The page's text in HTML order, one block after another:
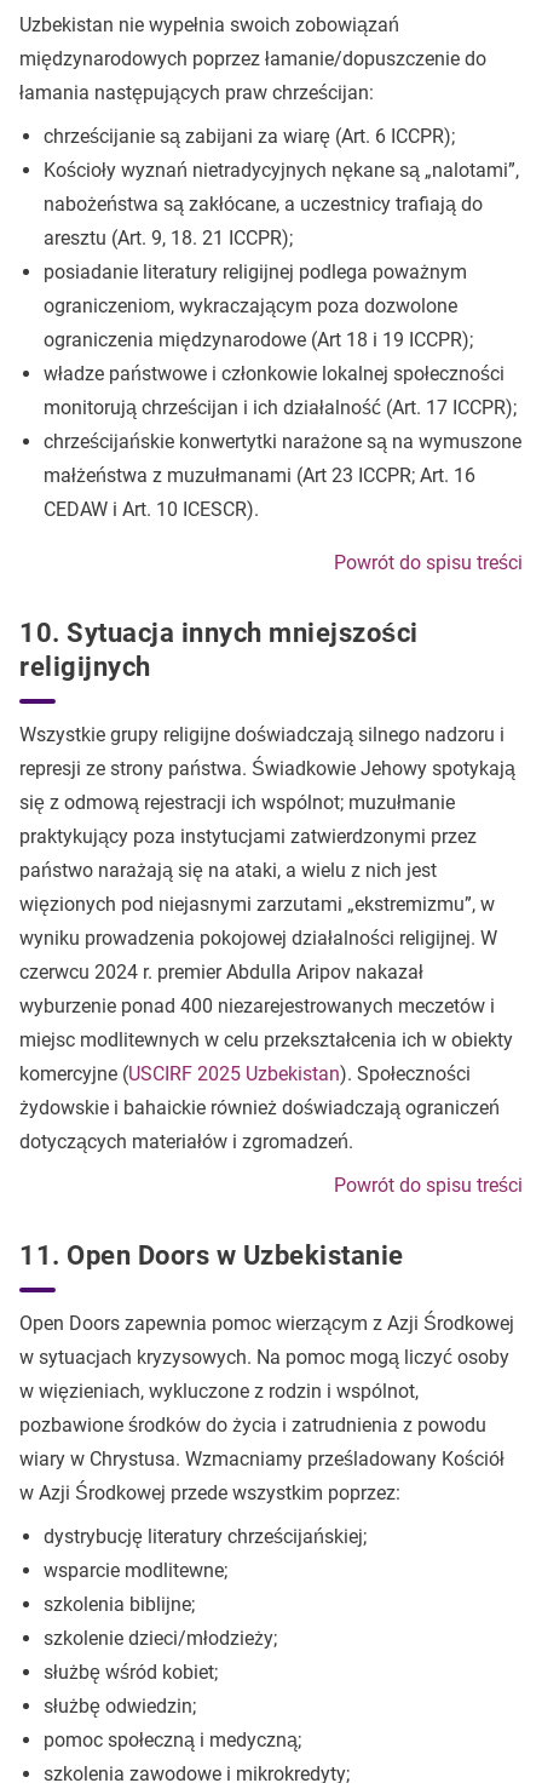
Uzbekistan nie wypełnia swoich zobowiązań
międzynarodowych poprzez łamanie/dopuszczenie do
łamania następujących praw chrześcijan:
chrześcijanie są zabijani za wiarę (Art. 6 ICCPR);
Kościoły wyznań nietradycyjnych nękane są „nalotami”,
nabożeństwa są zakłócane, a uczestnicy trafiają do
aresztu (Art. 9, 18. 21 ICCPR);
posiadanie literatury religijnej podlega poważnym
ograniczeniom, wykraczającym poza dozwolone
ograniczenia międzynarodowe (Art 18 i 19 ICCPR);
władze państwowe i członkowie lokalnej społeczności
monitorują chrześcijan i ich działalność (Art. 17 ICCPR);
chrześcijańskie konwertytki narażone są na wymuszone
małżeństwa z muzułmanami (Art 23 ICCPR; Art. 16
CEDAW i Art. 10 ICESCR).
Powrót do spisu treści
10. Sytuacja innych mniejszości
religijnych
Wszystkie grupy religijne doświadczają silnego nadzoru i
represji ze strony państwa. Świadkowie Jehowy spotykają
się z odmową rejestracji ich wspólnot; muzułmanie
praktykujący poza instytucjami zatwierdzonymi przez
państwo narażają się na ataki, a wielu z nich jest
więzionych pod niejasnymi zarzutami „ekstremizmu”, w
wyniku prowadzenia pokojowej działalności religijnej. W
czerwcu 2024 r. premier Abdulla Aripov nakazał
wyburzenie ponad 400 niezarejestrowanych meczetów i
miejsc modlitewnych w celu przekształcenia ich w obiekty
komercyjne (USCIRF 2025 Uzbekistan). Społeczności
żydowskie i bahaickie również doświadczają ograniczeń
dotyczących materiałów i zgromadzeń.
Powrót do spisu treści
11. Open Doors w Uzbekistanie
Open Doors zapewnia pomoc wierzącym z Azji Środkowej
w sytuacjach kryzysowych. Na pomoc mogą liczyć osoby
w więzieniach, wykluczone z rodzin i wspólnot,
pozbawione środków do życia i zatrudnienia z powodu
wiary w Chrystusa. Wzmacniamy prześladowany Kościół
w Azji Środkowej przede wszystkim poprzez:
dystrybucję literatury chrześcijańskiej;
wsparcie modlitewne;
szkolenia biblijne;
szkolenie dzieci/młodzieży;
służbę wśród kobiet;
służbę odwiedzin;
pomoc społeczną i medyczną;
szkolenia zawodowe i mikrokredyty;